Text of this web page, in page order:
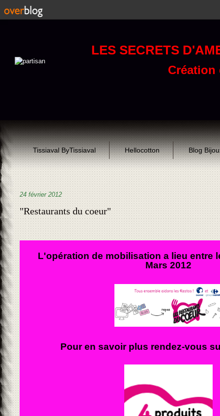
LES SECRETS
Création
Tissiaval ByTissiaval Hellocotton Blog
24 février 2012
"Restaurants du coeur"
L'opération de mobilisation a lieu entre
Mars 2012
Pour en savoir plus rendez-vous